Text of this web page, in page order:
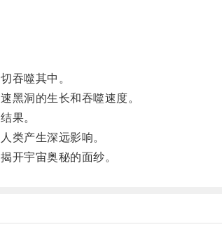
吞噬其中。
洞的生长和吞噬速度。
果。
类产生深远影响。
宇宙奥秘的面纱。